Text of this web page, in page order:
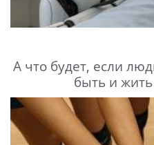
А что будет, если
быть и